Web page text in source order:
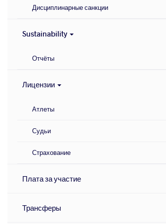
Дисциплинарные санкции
Sustainability
Отчёты
Лицензии
Атлеты
Судьи
Страхование
Плата за участие
Трансферы